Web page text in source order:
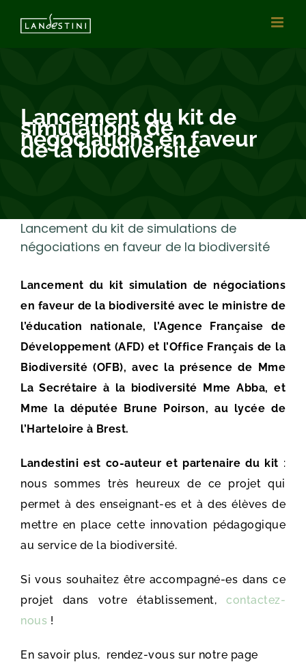
Lancement du kit de
simulations de
négociations en faveur
de la biodiversité
Lancement du kit de simulations de
négociations en faveur de la biodiversité
Lancement du kit simulation de négociations
en faveur de la biodiversité avec le ministre de
l’éducation nationale, l’Agence Française de
Développement (AFD) et l’Office Français de la
Biodiversité (OFB), avec la présence de Mme
La Secrétaire à la biodiversité Mme Abba, et
Mme la députée Brune Poirson, au lycée de
l’Harteloire à Brest.
Landestini est co-auteur et partenaire du kit :
nous sommes très heureux de ce projet qui
permet à des enseignant-es et à des élèves de
mettre en place cette innovation pédagogique
au service de la biodiversité.
Si vous souhaitez être accompagné-es dans ce
projet dans votre établissement, contactez-
nous !
En savoir plus, rendez-vous sur notre page